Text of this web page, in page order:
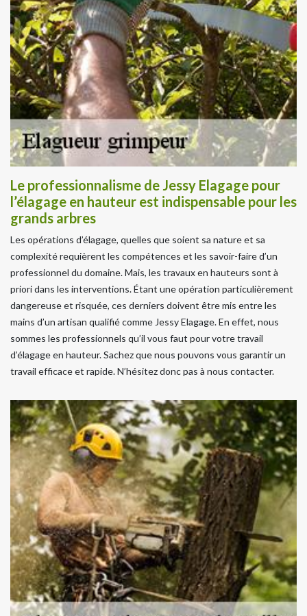
Le professionnalisme de Jessy Elagage pour
l’élagage en hauteur est indispensable pour les
grands arbres
Les opérations d’élagage, quelles que soient sa nature et sa
complexité requièrent les compétences et les savoir-faire d’un
professionnel du domaine. Mais, les travaux en hauteurs sont à
priori dans les interventions. Étant une opération particulièrement
dangereuse et risquée, ces derniers doivent être mis entre les
mains d’un artisan qualifié comme Jessy Elagage. En effet, nous
sommes les professionnels qu’il vous faut pour votre travail
d’élagage en hauteur. Sachez que nous pouvons vous garantir un
travail efficace et rapide. N’hésitez donc pas à nous contacter.